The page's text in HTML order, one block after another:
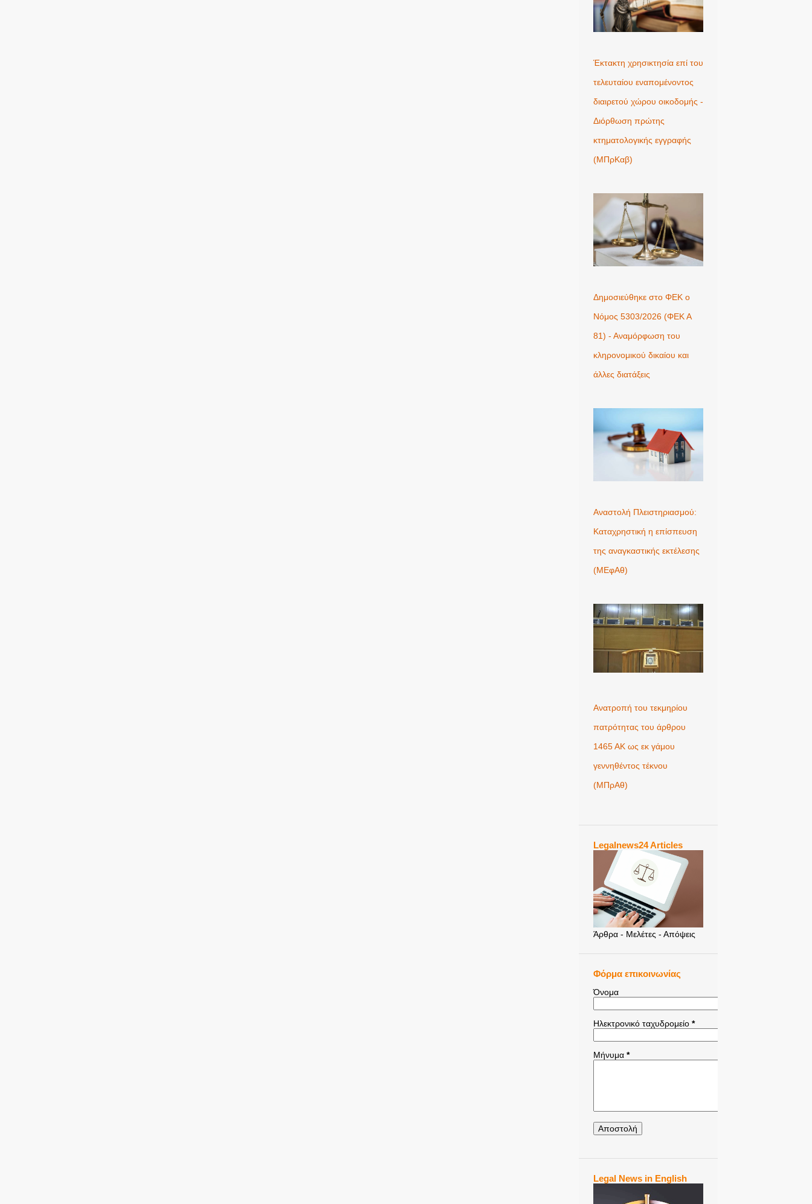
Έκτακτη χρησικτησία επί του
τελευταίου εναπομένοντος
διαιρετού χώρου οικοδομής -
Διόρθωση πρώτης
κτηματολογικής εγγραφής
(ΜΠρΚαβ)
Δημοσιεύθηκε στο ΦΕΚ ο
Νόμος 5303/2026 (ΦΕΚ Α
81) - Αναμόρφωση του
κληρονομικού δικαίου και
άλλες διατάξεις
Αναστολή Πλειστηριασμού:
Καταχρηστική η επίσπευση
της αναγκαστικής εκτέλεσης
(ΜΕφΑθ)
Ανατροπή του τεκμηρίου
πατρότητας του άρθρου
1465 ΑΚ ως εκ γάμου
γεννηθέντος τέκνου
(MΠρΑθ)
Legalnews24 Articles
Άρθρα - Μελέτες - Απόψεις
Φόρμα επικοινωνίας
Όνομα
Ηλεκτρονικό ταχυδρομείο *
Μήνυμα *
Legal News in English